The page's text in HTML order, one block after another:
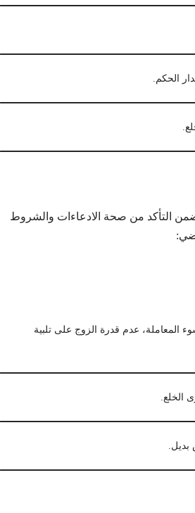
الحكم.
التأكد من صحة الادعاءات والشروط
المعاملة، عدم قدرة الزوج على تلبية
الخلع.